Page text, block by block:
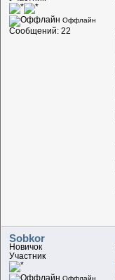
Оффлайн
Сообщений: 22
Sobkor
Новичок
Участник